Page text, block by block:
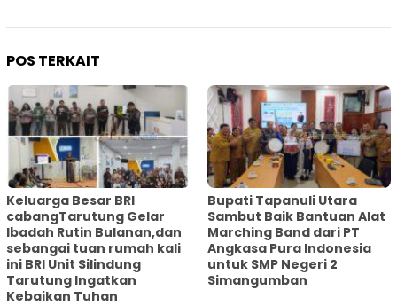
POS TERKAIT
Keluarga Besar BRI
cabangTarutung Gelar
Ibadah Rutin Bulanan,dan
sebangai tuan rumah kali
ini BRI Unit Silindung
Tarutung Ingatkan
Kebaikan Tuhan
Bupati Tapanuli Utara
Sambut Baik Bantuan Alat
Marching Band dari PT
Angkasa Pura Indonesia
untuk SMP Negeri 2
Simangumban